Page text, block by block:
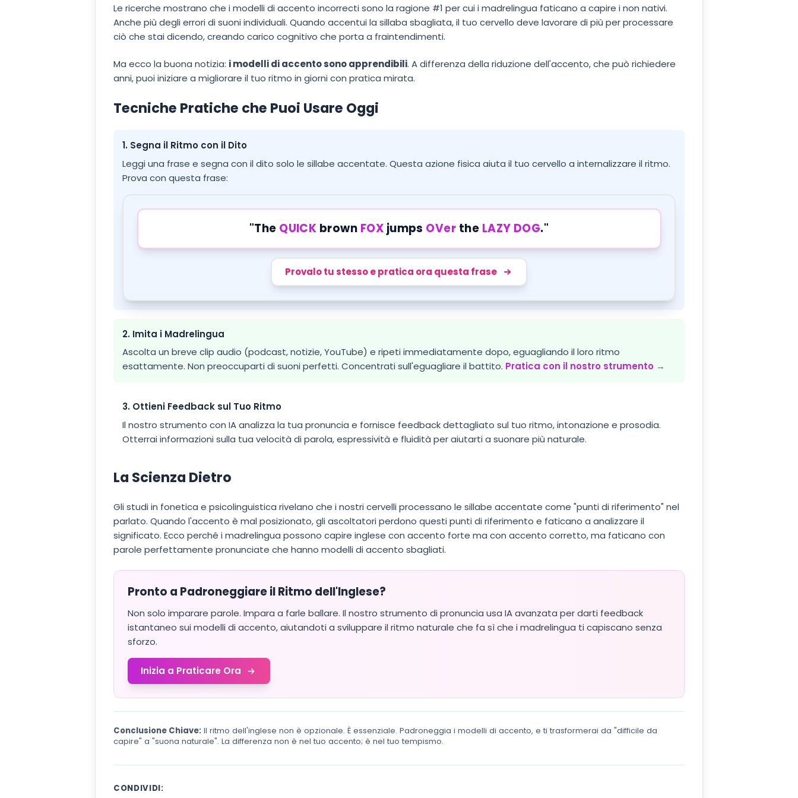
Le ricerche mostrano che i modelli di accento incorrecti sono la ragione #1 per cui i madrelingua faticano a capire i non nativi.
Anche più degli errori di suoni individuali. Quando accentui la sillaba sbagliata, il tuo cervello deve lavorare di più per processare
ciò che stai dicendo, creando carico cognitivo che porta a fraintendimenti.
Ma ecco la buona notizia: i modelli di accento sono apprendibili. A differenza della riduzione dell'accento, che può richiedere
anni, puoi iniziare a migliorare il tuo ritmo in giorni con pratica mirata.
Tecniche Pratiche che Puoi Usare Oggi
1. Segna il Ritmo con il Dito
Leggi una frase e segna con il dito solo le sillabe accentate. Questa azione fisica aiuta il tuo cervello a internalizzare il ritmo.
Prova con questa frase:
"The QUICK brown FOX jumps OVer the LAZY DOG."
Provalo tu stesso e pratica ora questa frase
2. Imita i Madrelingua
Ascolta un breve clip audio (podcast, notizie, YouTube) e ripeti immediatamente dopo, eguagliando il loro ritmo
esattamente. Non preoccuparti di suoni perfetti. Concentrati sull'eguagliare il battito. Pratica con il nostro strumento →
3. Ottieni Feedback sul Tuo Ritmo
Il nostro strumento con IA analizza la tua pronuncia e fornisce feedback dettagliato sul tuo ritmo, intonazione e prosodia.
Otterrai informazioni sulla tua velocità di parola, espressività e fluidità per aiutarti a suonare più naturale.
La Scienza Dietro
Gli studi in fonetica e psicolinguistica rivelano che i nostri cervelli processano le sillabe accentate come "punti di riferimento" nel
parlato. Quando l'accento è mal posizionato, gli ascoltatori perdono questi punti di riferimento e faticano a analizzare il
significato. Ecco perché i madrelingua possono capire inglese con accento forte ma con accento corretto, ma faticano con
parole perfettamente pronunciate che hanno modelli di accento sbagliati.
Pronto a Padroneggiare il Ritmo dell'Inglese?
Non solo imparare parole. Impara a farle ballare. Il nostro strumento di pronuncia usa IA avanzata per darti feedback
istantaneo sui modelli di accento, aiutandoti a sviluppare il ritmo naturale che fa sì che i madrelingua ti capiscano senza
sforzo.
Inizia a Praticare Ora
Conclusione Chiave: Il ritmo dell'inglese non è opzionale. È essenziale. Padroneggia i modelli di accento, e ti trasformerai da "difficile da
capire" a "suona naturale". La differenza non è nel tuo accento; è nel tuo tempismo.
CONDIVIDI: